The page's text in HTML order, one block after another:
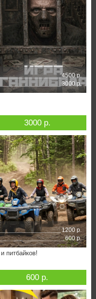
4500 р.
3000 р.
3000 р.
1200 р.
600 р.
питбайков!
600 р.